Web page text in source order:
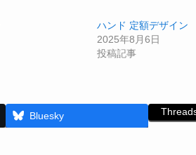
ハンド 定額デザイン
2025年8月6日
投稿記事
Bluesky